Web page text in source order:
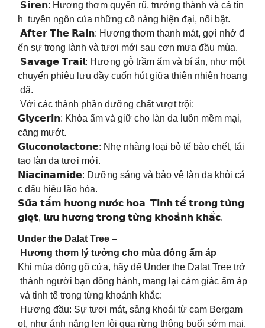
𝗦𝗶𝗿𝗲𝗻: Hương thơm quyến rũ, trưởng thành và cá tín
h tuyên ngôn của những cô nàng hiện đại, nổi bật.
𝗔𝗳𝘁𝗲𝗿 𝗧𝗵𝗲 𝗥𝗮𝗶𝗻: Hương thơm thanh mát, gợi nhớ đ
ến sự trong lành và tươi mới sau cơn mưa đầu mùa.
𝗦𝗮𝘃𝗮𝗴𝗲 𝗧𝗿𝗮𝗶𝗹: Hương gỗ trầm ấm và bí ẩn, như một
chuyến phiêu lưu đầy cuốn hút giữa thiên nhiên hoang
dã.
Với các thành phần dưỡng chất vượt trội:
𝗚𝗹𝘆𝗰𝗲𝗿𝗶𝗻: Khóa ẩm và giữ cho làn da luôn mềm mại,
căng mướt.
𝗚𝗹𝘂𝗰𝗼𝗻𝗼𝗹𝗮𝗰𝘁𝗼𝗻𝗲: Nhẹ nhàng loại bỏ tế bào chết, tái
tạo làn da tươi mới.
𝗡𝗶𝗮𝗰𝗶𝗻𝗮𝗺𝗶𝗱𝗲: Dưỡng sáng và bảo vệ làn da khỏi cá
c dấu hiệu lão hóa.
𝗦𝘂̛̃𝗮 𝘁𝗮̆́𝗺 𝗵𝘂̛𝗼̛𝗻𝗴 𝗻𝘂̛𝗼̛́𝗰 𝗵𝗼𝗮 𝗧𝗶𝗻𝗵 𝘁𝗲̂́ 𝘁𝗿𝗼𝗻𝗴 𝘁𝘂̛̀𝗻𝗴
𝗴𝗶𝗼̣𝘁, 𝗹𝘂̛𝘂 𝗵𝘂̛𝗼̛𝗻𝗴 𝘁𝗿𝗼𝗻𝗴 𝘁𝘂̛̀𝗻𝗴 𝗸𝗵𝗼𝗮̉𝗻𝗵 𝗸𝗵𝗮̆́𝗰.
Under the Dalat Tree –
Hương thơm lý tưởng cho mùa đông ấm áp
Khi mùa đông gõ cửa, hãy để Under the Dalat Tree trở
thành người bạn đồng hành, mang lại cảm giác ấm áp
và tinh tế trong từng khoảnh khắc:
Hương đầu: Sự tươi mát, sảng khoái từ cam Bergam
ot, như ánh nắng len lỏi qua rừng thông buổi sớm mai.